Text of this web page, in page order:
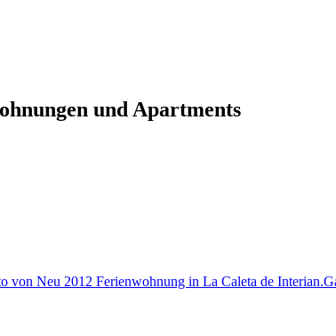
und Apartments
von Neu 2012 Ferienwohnung in La Caleta de